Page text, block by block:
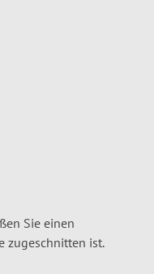
Sie einen
zugeschnitten ist.